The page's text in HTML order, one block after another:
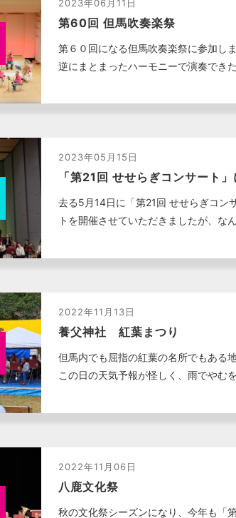
2023年06月11日
第60回 但馬吹奏楽祭
第６０回になる但馬吹奏楽祭に参加し
逆にまとまったハーモニーで演奏でき
2023年05月15日
「第21回 せせらぎコンサート
去る5月14日に「第21回 せせらぎコン
トを開催させていただきましたが、
2022年11月13日
養父神社 紅葉まつり
但馬内でも屈指の紅葉の名所でもある
この日の天気予報が怪しく、雨でやむ
2022年11月06日
八鹿文化祭
秋の文化祭シーズンになり、今年も「